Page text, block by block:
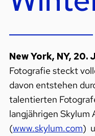
New York, NY, 20.
Fotografie steckt
davon entstehen
talentierten
langjährigen Skylum
(www.skylum.com)